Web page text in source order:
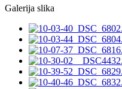
Galerija slika